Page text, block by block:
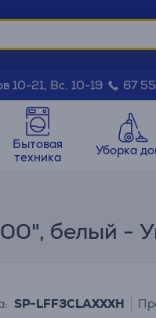
10-21, Вс. 10-19 67
Бытовая
техника
Уборка
белый -
SP-LFF3CLAXXXH